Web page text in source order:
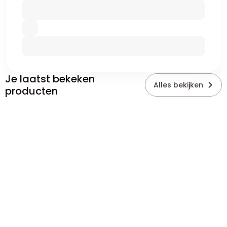
Je laatst bekeken
producten
Alles bekijken